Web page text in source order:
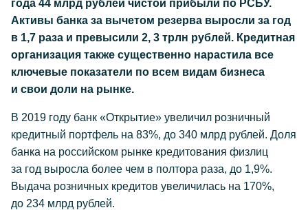
года 44 млрд рублей чистой прибыли по РСБУ.
Активы банка за вычетом резерва выросли за год
в 1,7 раза и превысили 2, 3 трлн рублей. Кредитная
организация также существенно нарастила все
ключевые показатели по всем видам бизнеса
и свои доли на рынке.
В 2019 году банк «Открытие» увеличил розничный
кредитный портфель на 83%, до 340 млрд рублей. Доля
банка на российском рынке кредитования физлиц
за год выросла более чем в полтора раза, до 1,9%.
Выдача розничных кредитов увеличилась на 170%,
до 234 млрд рублей.